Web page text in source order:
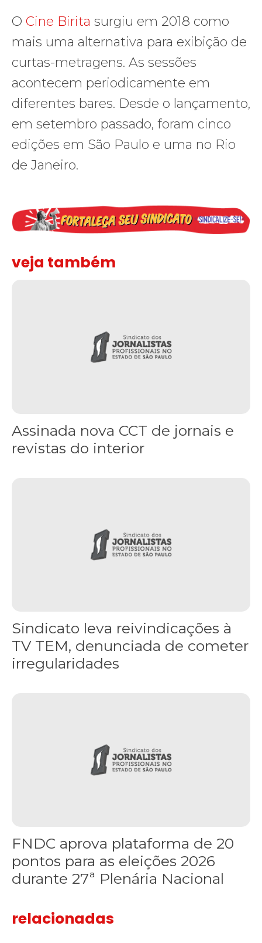
O Cine Birita surgiu em 2018 como
mais uma alternativa para exibição de
curtas-metragens. As sessões
acontecem periodicamente em
diferentes bares. Desde o lançamento,
em setembro passado, foram cinco
edições em São Paulo e uma no Rio
de Janeiro.
veja também
Assinada nova CCT de jornais e
revistas do interior
Sindicato leva reivindicações à
TV TEM, denunciada de cometer
irregularidades
FNDC aprova plataforma de 20
pontos para as eleições 2026
durante 27ª Plenária Nacional
relacionadas